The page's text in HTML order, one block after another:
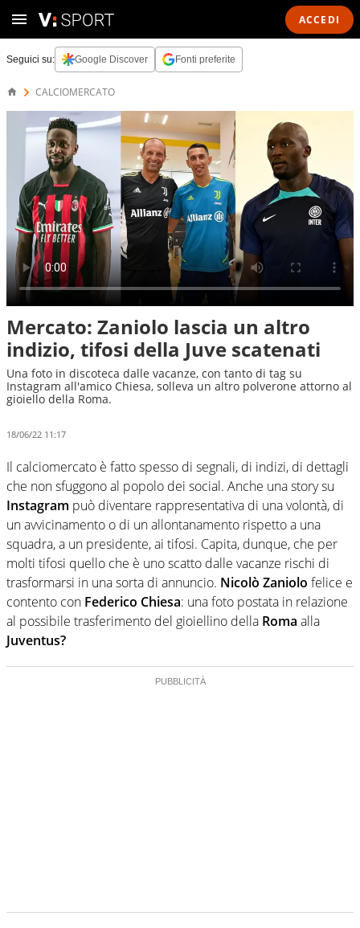
ACCEDI
Seguici su: Google Discover Fonti preferite
CALCIOMERCATO
Mercato: Zaniolo lascia un altro
indizio, tifosi della Juve scatenati
Una foto in discoteca dalle vacanze, con tanto di tag su
Instagram all'amico Chiesa, solleva un altro polverone attorno al
gioiello della Roma.
18/06/22 11:17
Il calciomercato è fatto spesso di segnali, di indizi, di dettagli
che non sfuggono al popolo dei social. Anche una story su
Instagram può diventare rappresentativa di una volontà, di
un avvicinamento o di un allontanamento rispetto a una
squadra, a un presidente, ai tifosi. Capita, dunque, che per
molti tifosi quello che è uno scatto dalle vacanze rischi di
trasformarsi in una sorta di annuncio. Nicolò Zaniolo felice e
contento con Federico Chiesa: una foto postata in relazione
al possibile trasferimento del gioiellino della Roma alla
Juventus?